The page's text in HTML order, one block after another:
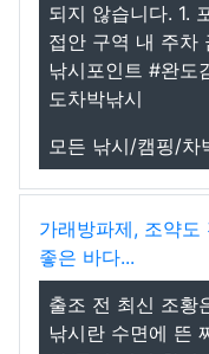
되지 않습니다. 1.
접안 구역 내 주차
낚시포인트 #완도
도차박낚시
모든 낚시/캠핑/차
가래방파제, 조약도
좋은 바다...
출조 전 최신 조황
낚시란 수면에 뜬